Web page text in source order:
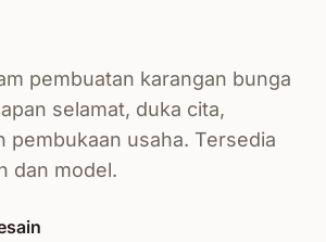
pembuatan karangan bunga
selamat, duka cita,
pembukaan usaha. Tersedia
dan model.